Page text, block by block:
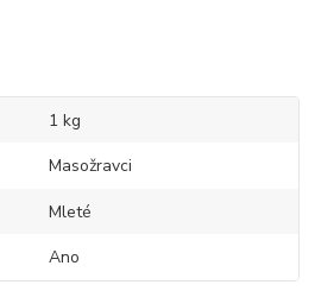
1 kg
Masožravci
Mleté
Ano